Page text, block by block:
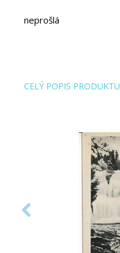
neprošlá
CELÝ POPIS PRODUKTU